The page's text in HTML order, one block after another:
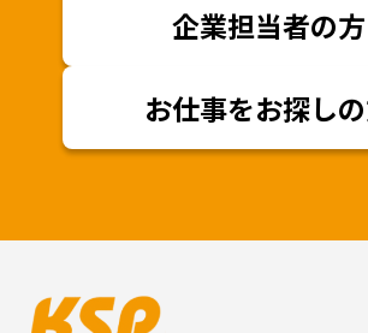
企業担当者の方
お仕事をお探し